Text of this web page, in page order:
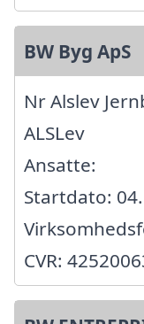
BW Byg ApS
Nr Alslev
ALSLev
Ansatte:
Startdato:
CVR: